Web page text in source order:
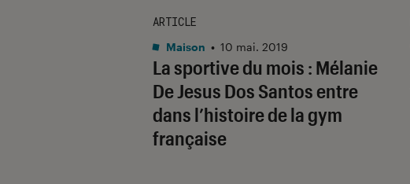
La sportive du mois : Mélanie
De Jesus Dos Santos entre
dans l’histoire de la gym
française
ARTICLE
Maison • 10 mai. 2019